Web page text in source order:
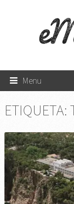
Menu
ETIQUETA: